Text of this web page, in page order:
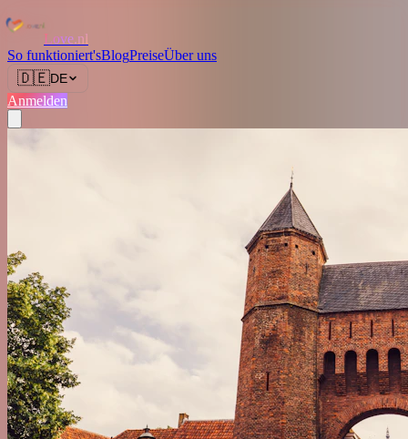
Love.nl
So funktioniert'sBlogPreiseÜber uns
🇩🇪DE
Anmelden